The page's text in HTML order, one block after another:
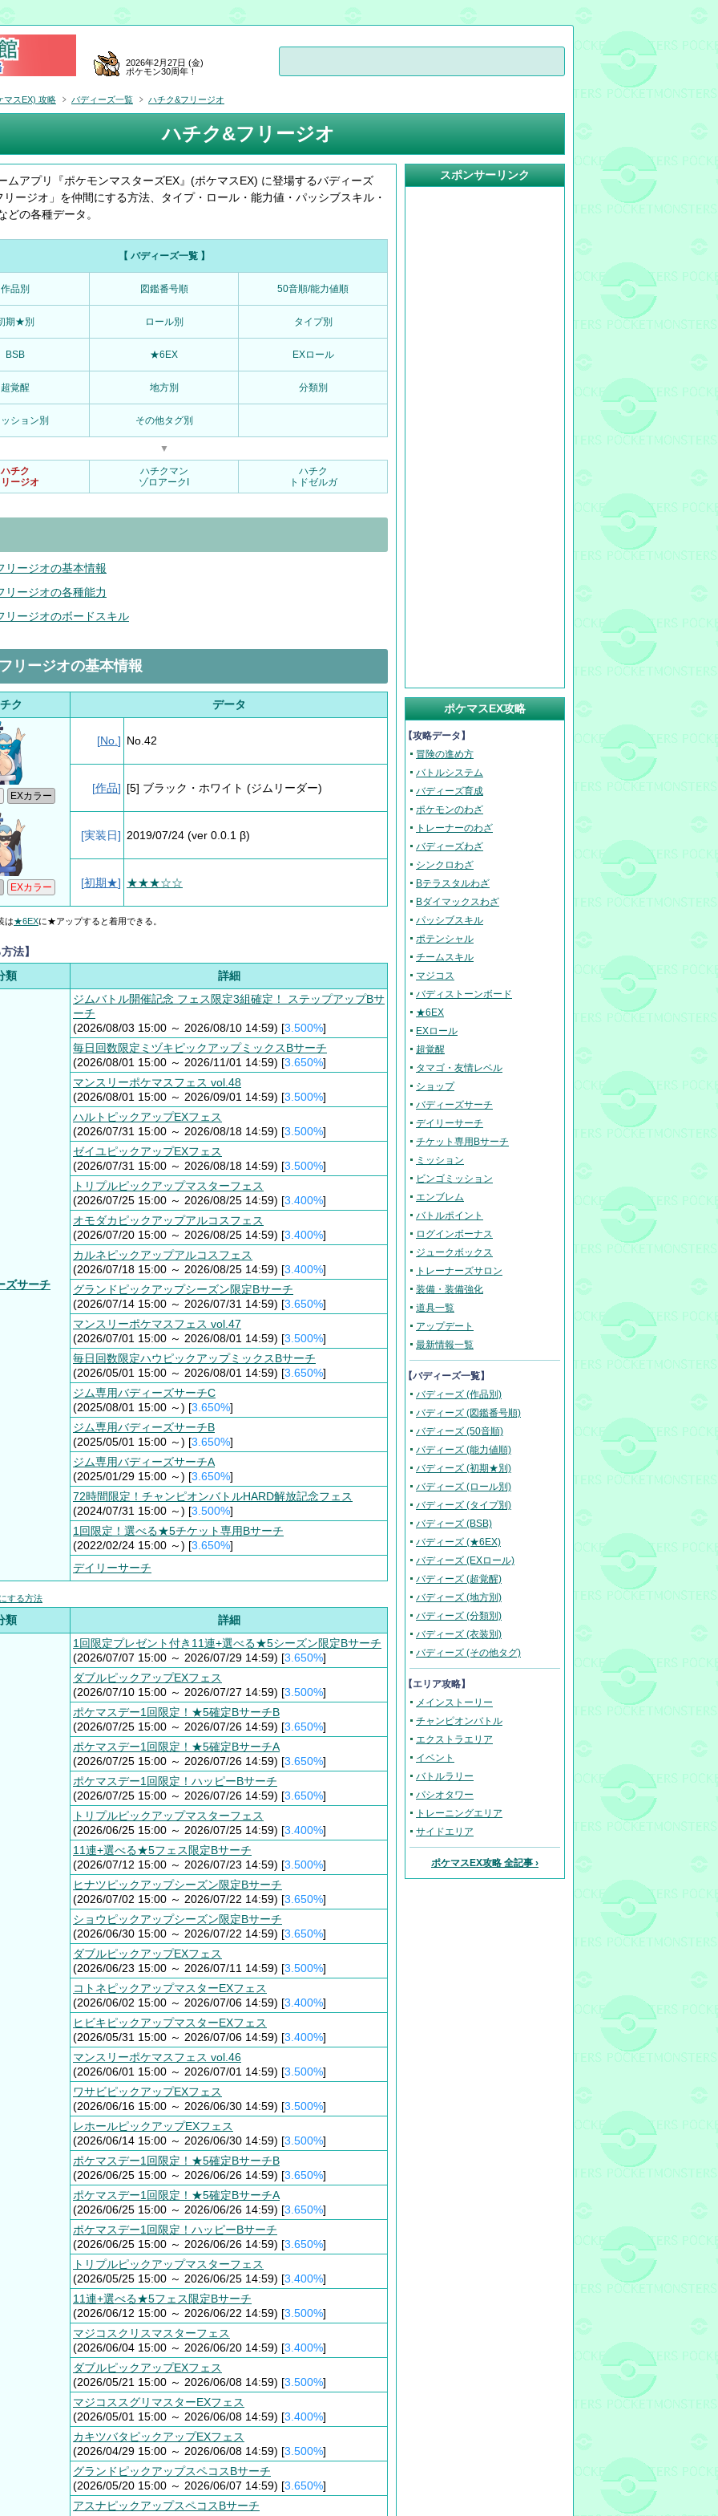
ハチク&フリージオ
ムアプリ『ポケモンマスターズEX』(ポケマスEX) に登場するバディーズ
リージオ」を仲間にする方法、タイプ・ロール・能力値・パッシブスキル・
どの各種データ。
【 バディーズ一覧 】
作品別 図鑑番号順 50音順/能力値順
期★別 ロール別 タイプ別
BSB ★6EX EXロール
超覚醒 地方別 分類別
ション別 その他タグ別
▼
ハチク
ージオ
ハチクマン
ゾロアークI
ハチク
トドゼルガ
リージオの基本情報
リージオの各種能力
リージオのボードスキル
リージオの基本情報
ク データ
[No. ] No.42
[作品] [5] ブラック・ホワイト (ジムリーダー)
[実装日] 2019/07/24 (ver 0.0.1 β)
[初期★] ★★★☆☆
は★6EXに★アップすると着用できる。
法】
類
詳細
ズサーチ
ジムバトル開催記念 フェス限定3組確定！ ステップアップBサ
ーチ
(2026/08/03 15:00 ～ 2026/08/10 14:59) [3.500%]
毎日回数限定ミヅキピックアップミックスBサーチ
(2026/08/01 15:00 ～ 2026/11/01 14:59) [3.650%]
マンスリーポケマスフェス vol.48
(2026/08/01 15:00 ～ 2026/09/01 14:59) [3.500%]
ハルトピックアップEXフェス
(2026/07/31 15:00 ～ 2026/08/18 14:59) [3.500%]
ゼイユピックアップEXフェス
(2026/07/31 15:00 ～ 2026/08/18 14:59) [3.500%]
トリプルピックアップマスターフェス
(2026/07/25 15:00 ～ 2026/08/25 14:59) [3.400%]
オモダカピックアップアルコスフェス
(2026/07/20 15:00 ～ 2026/08/25 14:59) [3.400%]
カルネピックアップアルコスフェス
(2026/07/18 15:00 ～ 2026/08/25 14:59) [3.400%]
グランドピックアップシーズン限定Bサーチ
(2026/07/14 15:00 ～ 2026/07/31 14:59) [3.650%]
マンスリーポケマスフェス vol.47
(2026/07/01 15:00 ～ 2026/08/01 14:59) [3.500%]
毎日回数限定ハウピックアップミックスBサーチ
(2026/05/01 15:00 ～ 2026/08/01 14:59) [3.650%]
ジム専用バディーズサーチC
(2025/08/01 15:00 ～) [3.650%]
ジム専用バディーズサーチB
(2025/05/01 15:00 ～) [3.650%]
ジム専用バディーズサーチA
(2025/01/29 15:00 ～) [3.650%]
72時間限定！チャンピオンバトルHARD解放記念フェス
(2024/07/31 15:00 ～) [3.500%]
1回限定！選べる★5チケット専用Bサーチ
(2022/02/24 15:00 ～) [3.650%]
デイリーサーチ
する方法
類
詳細
1回限定プレゼント付き11連+選べる★5シーズン限定Bサーチ
(2026/07/07 15:00 ～ 2026/07/29 14:59) [3.650%]
ダブルピックアップEXフェス
(2026/07/10 15:00 ～ 2026/07/27 14:59) [3.500%]
ポケマスデー1回限定！★5確定BサーチB
(2026/07/25 15:00 ～ 2026/07/26 14:59) [3.650%]
ポケマスデー1回限定！★5確定BサーチA
(2026/07/25 15:00 ～ 2026/07/26 14:59) [3.650%]
ポケマスデー1回限定！ハッピーBサーチ
(2026/07/25 15:00 ～ 2026/07/26 14:59) [3.650%]
トリプルピックアップマスターフェス
(2026/06/25 15:00 ～ 2026/07/25 14:59) [3.400%]
11連+選べる★5フェス限定Bサーチ
(2026/07/12 15:00 ～ 2026/07/23 14:59) [3.500%]
ヒナツピックアップシーズン限定Bサーチ
(2026/07/02 15:00 ～ 2026/07/22 14:59) [3.650%]
ショウピックアップシーズン限定Bサーチ
(2026/06/30 15:00 ～ 2026/07/22 14:59) [3.650%]
ダブルピックアップEXフェス
(2026/06/23 15:00 ～ 2026/07/11 14:59) [3.500%]
コトネピックアップマスターEXフェス
(2026/06/02 15:00 ～ 2026/07/06 14:59) [3.400%]
ヒビキピックアップマスターEXフェス
(2026/05/31 15:00 ～ 2026/07/06 14:59) [3.400%]
マンスリーポケマスフェス vol.46
(2026/06/01 15:00 ～ 2026/07/01 14:59) [3.500%]
ワサビピックアップEXフェス
(2026/06/16 15:00 ～ 2026/06/30 14:59) [3.500%]
レホールピックアップEXフェス
(2026/06/14 15:00 ～ 2026/06/30 14:59) [3.500%]
ポケマスデー1回限定！★5確定BサーチB
(2026/06/25 15:00 ～ 2026/06/26 14:59) [3.650%]
ポケマスデー1回限定！★5確定BサーチA
(2026/06/25 15:00 ～ 2026/06/26 14:59) [3.650%]
ポケマスデー1回限定！ハッピーBサーチ
(2026/06/25 15:00 ～ 2026/06/26 14:59) [3.650%]
トリプルピックアップマスターフェス
(2026/05/25 15:00 ～ 2026/06/25 14:59) [3.400%]
11連+選べる★5フェス限定Bサーチ
(2026/06/12 15:00 ～ 2026/06/22 14:59) [3.500%]
マジコスクリスマスターフェス
(2026/06/04 15:00 ～ 2026/06/20 14:59) [3.400%]
ダブルピックアップEXフェス
(2026/05/21 15:00 ～ 2026/06/08 14:59) [3.500%]
マジコススグリマスターEXフェス
(2026/05/01 15:00 ～ 2026/06/08 14:59) [3.400%]
カキツバタピックアップEXフェス
(2026/04/29 15:00 ～ 2026/06/08 14:59) [3.500%]
グランドピックアップスペコスBサーチ
(2026/05/20 15:00 ～ 2026/06/07 14:59) [3.650%]
アスナピックアップスペコスBサーチ
スポンサーリンク
ポケマスEX攻略
【攻略データ】
冒険の進め方
バトルシステム
バディーズ育成
ポケモンのわざ
トレーナーのわざ
バディーズわざ
シンクロわざ
Bテラスタルわざ
Bダイマックスわざ
パッシブスキル
ポテンシャル
チームスキル
マジコス
バディストーンボード
★6EX
EXロール
超覚醒
タマゴ・友情レベル
ショップ
バディーズサーチ
デイリーサーチ
チケット専用Bサーチ
ミッション
ビンゴミッション
エンブレム
バトルポイント
ログインボーナス
ジュークボックス
トレーナーズサロン
装備・装備強化
道具一覧
アップデート
最新情報一覧
【バディーズ一覧】
バディーズ (作品別)
バディーズ (図鑑番号順)
バディーズ (50音順)
バディーズ (能力値順)
バディーズ (初期★別)
バディーズ (ロール別)
バディーズ (タイプ別)
バディーズ (BSB)
バディーズ (★6EX)
バディーズ (EXロール)
バディーズ (超覚醒)
バディーズ (地方別)
バディーズ (分類別)
バディーズ (衣装別)
バディーズ (その他タグ)
【エリア攻略】
メインストーリー
チャンピオンバトル
エクストラエリア
イベント
バトルラリー
パシオタワー
トレーニングエリア
サイドエリア
ポケマスEX攻略 全記事 ›
2026年2月27日 (金)
ポケモン30周年！
マスEX) 攻略 バディーズ一覧 ハチク&フリージオ